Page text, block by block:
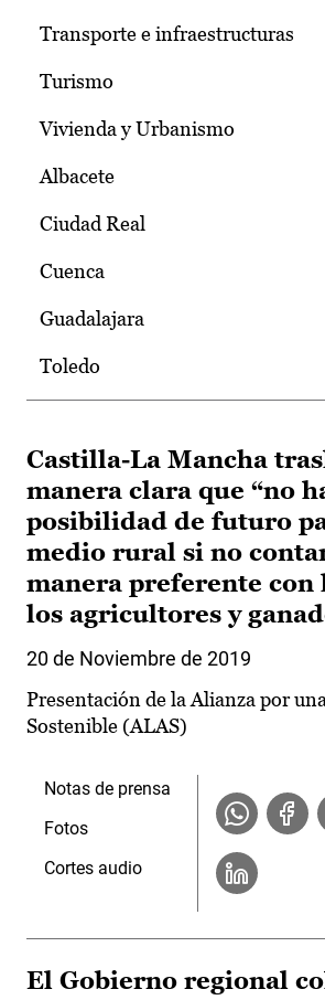
Transporte e infraestructuras
Turismo
Vivienda y Urbanismo
Albacete
Ciudad Real
Cuenca
Guadalajara
Toledo
Castilla-La Mancha
manera clara que “no
posibilidad de futuro
medio rural si no
manera preferente con
los agricultores y
20 de Noviembre de 2019
Presentación de la Alianza por
Sostenible (ALAS)
Notas de prensa
Fotos
Cortes audio
El Gobierno regional